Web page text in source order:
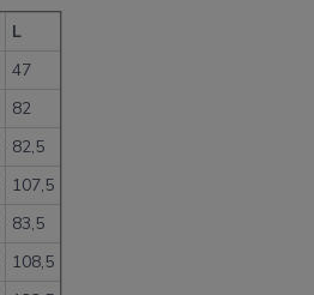
L
47
82
82,5
107,5
83,5
108,5